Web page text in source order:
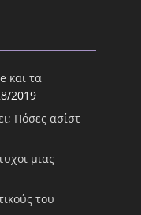
και τα
2019
Πόσες ασίστ
μιας
του